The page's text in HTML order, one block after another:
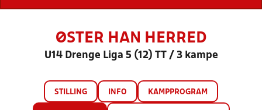
ØSTER HAN HERRED
U14 Drenge Liga 5 (12) TT / 3 kampe
STILLING INFO KAMPPROGRAM